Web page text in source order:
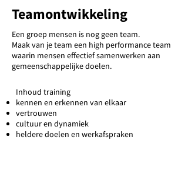
Teamontwikkeling
Een groep mensen is nog geen team.
Maak van je team een high performance team
waarin mensen effectief samenwerken aan
gemeenschappelijke doelen.
Inhoud training
kennen en erkennen van elkaar
vertrouwen
cultuur en dynamiek
heldere doelen en werkafspraken